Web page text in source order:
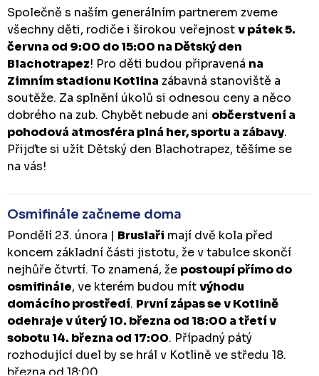
Společně s naším generálním partnerem zveme
všechny děti, rodiče i širokou veřejnostv pátek 5.
června od 9:00 do 15:00 na Dětský den
Blachotrapez! Pro děti budou připravená na
Zimním stadionu Kotlina zábavná stanoviště a
soutěže. Za splnění úkolů si odnesou ceny a něco
dobrého na zub. Chybět nebude ani občerstvení a
pohodová atmosféra plná her, sportu a zábavy.
Přijďte si užít Dětský den Blachotrapez, těšíme se
na vás!
Osmifinále začneme doma
Pondělí 23. února | Bruslaři mají dvě kola před
koncem základní části jistotu, že v tabulce skončí
nejhůře čtvrtí. To znamená, že postoupí přímo do
osmifinále, ve kterém budou mítvýhodu
domácího prostředí. První zápas se v Kotlině
odehraje v úterý 10. března od 18:00 a třetí v
sobotu 14. března od 17:00. Případný pátý
rozhodující duel by se hrál v Kotlině ve středu 18.
března od 18:00.